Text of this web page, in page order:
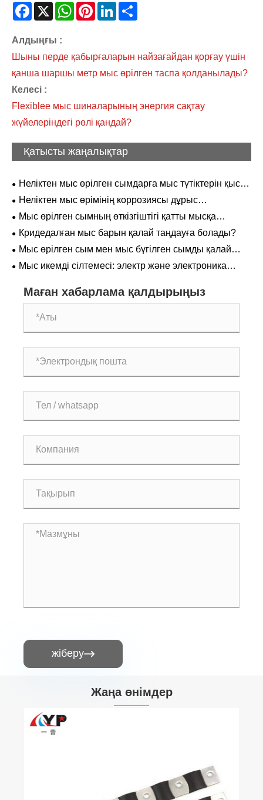
Facebook
X WhatsAppPinterestLinkedIn
Алдыңғы :
Шыны перде қабырғаларын найзағайдан қорғау үшін
қанша шаршы метр мыс өрілген таспа қолданылады?
Келесі :
Flexiblee мыс шиналарының энергия сақтау
жүйелеріндегі рөлі қандай?
Қатысты жаңалықтар
Неліктен мыс өрілген сымдарға мыс түтіктерін қысу
қажет?
Неліктен мыс өрімінің коррозиясы дұрыс
орнатылғаннан кейін де пайда болады?
Мыс өрілген сымның өткізгіштігі қатты мысқа
қарағанда нашар ма?
Кридедалған мыс барын қалай таңдауға болады?
Мыс өрілген сым мен мыс бүгілген сымды қалай
таңдауға болады?
Мыс икемді сілтемесі: электр және электроника
Маған хабарлама қалдырыңыз
жіберу
Жаңа өнімдер